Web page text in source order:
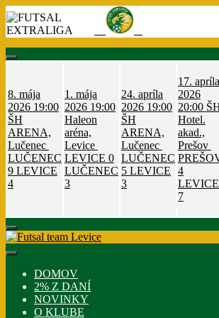
to
8. mája
2026 19:00
ŠH
ARENA,
Lučenec
LUČENEC
9 LEVICE
4
1. mája
2026 19:00
Haleon
aréna,
Levice
LEVICE 0
LUČENEC
3
24. apríla
2026 19:00
ŠH
ARENA,
Lučenec
LUČENEC
5 LEVICE
3
17. apríla
2026
20:00
Hotel.
akad.,
Prešov
4
LEVICE
7
DOMOV
2% Z DANÍ
NOVINKY
O KLUBE